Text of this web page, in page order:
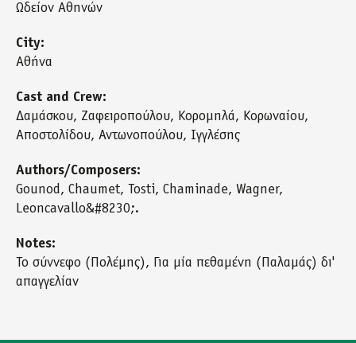
Ωδείον Αθηνών
City:
Αθήνα
Cast and Crew:
Δαμάσκου, Ζαφειροπούλου, Κορομηλά, Κορωναίου,
Αποστολίδου, Αντωνοπούλου, Ιγγλέσης
Authors/Composers:
Gounod, Chaumet, Tosti, Chaminade, Wagner,
Leoncavallo&#8230;.
Notes:
Το σύννεφο (Πολέμης), Για μία πεθαμένη (Παλαμάς) δι'
απαγγελίαν